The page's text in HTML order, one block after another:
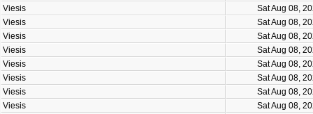
Viesis
Sat Aug 08,
Viesis
Sat Aug 08,
Viesis
Sat Aug 08,
Viesis
Sat Aug 08,
Viesis
Sat Aug 08,
Viesis
Sat Aug 08,
Viesis
Sat Aug 08,
Viesis
Sat Aug 08,